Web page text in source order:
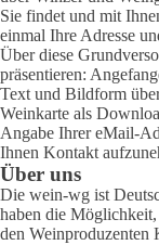
Sie findet und mit
einmal Ihre Adresse
Über diese
präsentieren:
Text und Bildform
Weinkarte als
Angabe Ihrer eMail-
Ihnen Kontakt
Über uns
Die wein-wg ist
haben die
den Weinproduzenten